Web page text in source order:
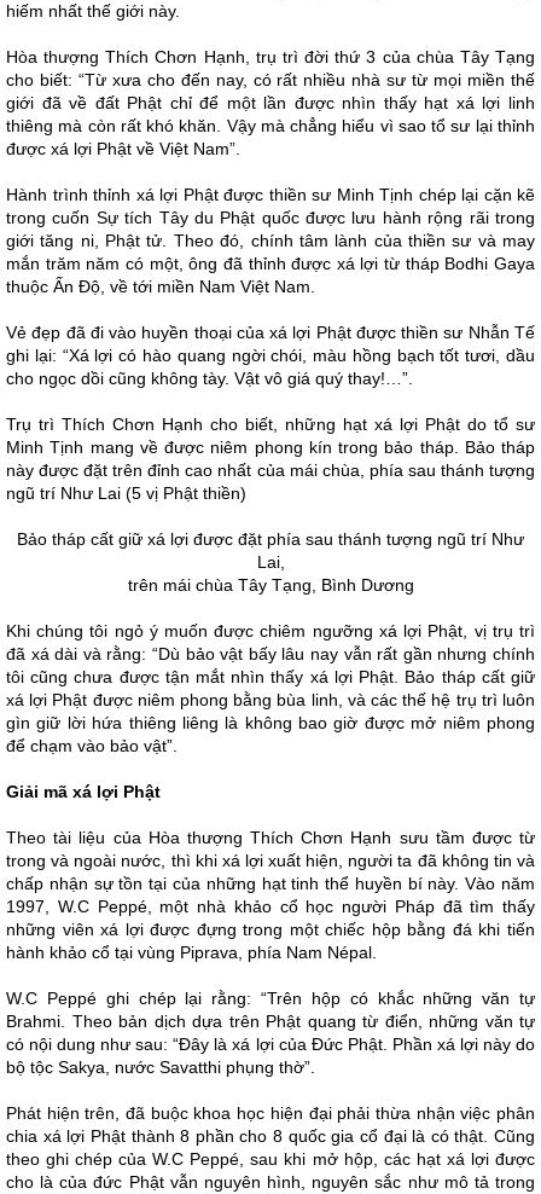
hiếm nhất thế giới này.
Hòa thượng Thích Chơn Hạnh, trụ trì đời thứ 3 của chùa Tây Tạng
cho biết: “Từ xưa cho đến nay, có rất nhiều nhà sư từ mọi miền thế
giới đã về đất Phật chỉ để một lần được nhìn thấy hạt xá lợi linh
thiêng mà còn rất khó khăn. Vậy mà chẳng hiểu vì sao tổ sư lại thỉnh
được xá lợi Phật về Việt Nam”.
Hành trình thỉnh xá lợi Phật được thiền sư Minh Tịnh chép lại cặn kẽ
trong cuốn Sự tích Tây du Phật quốc được lưu hành rộng rãi trong
giới tăng ni, Phật tử. Theo đó, chính tâm lành của thiền sư và may
mắn trăm năm có một, ông đã thỉnh được xá lợi từ tháp Bodhi Gaya
thuộc Ấn Độ, về tới miền Nam Việt Nam.
Vẻ đẹp đã đi vào huyền thoại của xá lợi Phật được thiền sư Nhẫn Tế
ghi lại: “Xá lợi có hào quang ngời chói, màu hồng bạch tốt tươi, dầu
cho ngọc dồi cũng không tày. Vật vô giá quý thay!…”.
Trụ trì Thích Chơn Hạnh cho biết, những hạt xá lợi Phật do tổ sư
Minh Tịnh mang về được niêm phong kín trong bảo tháp. Bảo tháp
này được đặt trên đỉnh cao nhất của mái chùa, phía sau thánh tượng
ngũ trí Như Lai (5 vị Phật thiền)
Bảo tháp cất giữ xá lợi được đặt phía sau thánh tượng ngũ trí Như
Lai,
trên mái chùa Tây Tạng, Bình Dương
Khi chúng tôi ngỏ ý muốn được chiêm ngưỡng xá lợi Phật, vị trụ trì
đã xá dài và rằng: “Dù bảo vật bấy lâu nay vẫn rất gần nhưng chính
tôi cũng chưa được tận mắt nhìn thấy xá lợi Phật. Bảo tháp cất giữ
xá lợi Phật được niêm phong bằng bùa linh, và các thế hệ trụ trì luôn
gìn giữ lời hứa thiêng liêng là không bao giờ được mở niêm phong
để chạm vào bảo vật”.
Giải mã xá lợi Phật
Theo tài liệu của Hòa thượng Thích Chơn Hạnh sưu tầm được từ
trong và ngoài nước, thì khi xá lợi xuất hiện, người ta đã không tin và
chấp nhận sự tồn tại của những hạt tinh thể huyền bí này. Vào năm
1997, W.C Peppé, một nhà khảo cổ học người Pháp đã tìm thấy
những viên xá lợi được đựng trong một chiếc hộp bằng đá khi tiến
hành khảo cổ tại vùng Piprava, phía Nam Népal.
W.C Peppé ghi chép lại rằng: “Trên hộp có khắc những văn tự
Brahmi. Theo bản dịch dựa trên Phật quang từ điển, những văn tự
có nội dung như sau: “Đây là xá lợi của Đức Phật. Phần xá lợi này do
bộ tộc Sakya, nước Savatthi phụng thờ”.
Phát hiện trên, đã buộc khoa học hiện đại phải thừa nhận việc phân
chia xá lợi Phật thành 8 phần cho 8 quốc gia cổ đại là có thật. Cũng
theo ghi chép của W.C Peppé, sau khi mở hộp, các hạt xá lợi được
cho là của đức Phật vẫn nguyên hình, nguyên sắc như mô tả trong